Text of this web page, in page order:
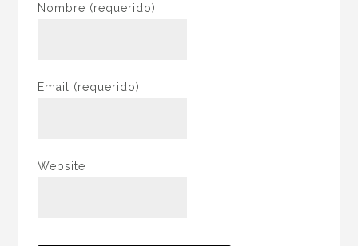
Nombre (requerido)
Email (requerido)
Website